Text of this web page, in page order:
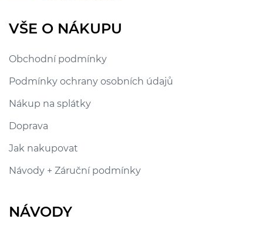
VŠE O NÁKUPU
Obchodní podmínky
Podmínky ochrany osobních údajů
Nákup na splátky
Doprava
Jak nakupovat
Návody + Záruční podmínky
NÁVODY